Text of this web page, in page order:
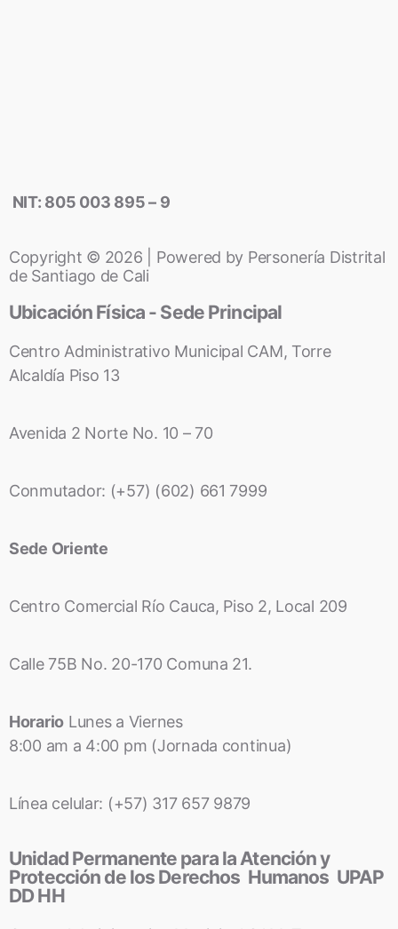
NIT: 805 003 895 – 9
Copyright © 2026 | Powered by Personería Distrital
de Santiago de Cali
Ubicación Física - Sede Principal
Centro Administrativo Municipal CAM, Torre
Alcaldía Piso 13
Avenida 2 Norte No. 10 – 70
Conmutador: (+57) (602) 661 7999
Sede Oriente
Centro Comercial Río Cauca, Piso 2, Local 209
Calle 75B No. 20-170 Comuna 21.
Horario Lunes a Viernes
8:00 am a 4:00 pm (Jornada continua)
Línea celular: (+57) 317 657 9879
Unidad Permanente para la Atención y
Protección de los Derechos Humanos UPAP
DD HH